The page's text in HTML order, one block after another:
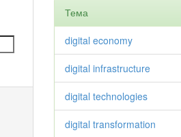
Тема
digital economy
digital infrastructure
digital technologies
digital transformation